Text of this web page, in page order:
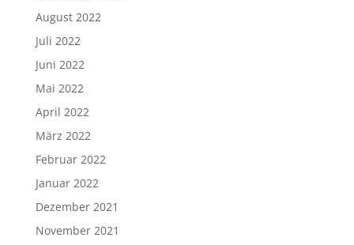
August 2022
Juli 2022
Juni 2022
Mai 2022
April 2022
März 2022
Februar 2022
Januar 2022
Dezember 2021
November 2021